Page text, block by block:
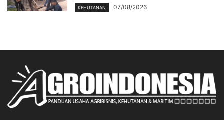
KEHUTANAN 07/08/2026